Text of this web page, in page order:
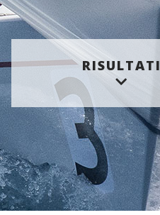
RISULTATI